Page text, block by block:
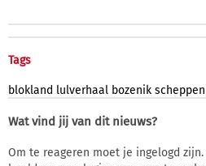
Tags
blokland lulverhaal bozenik scheppen
Wat vind jij van dit nieuws?
Om te reageren moet je ingelogd